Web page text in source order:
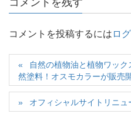
コメントを投稿するには ロ
自然の植物油と植物ワッ
然塗料！オスモカラーが販売開
オフィシャルサイトリニュ